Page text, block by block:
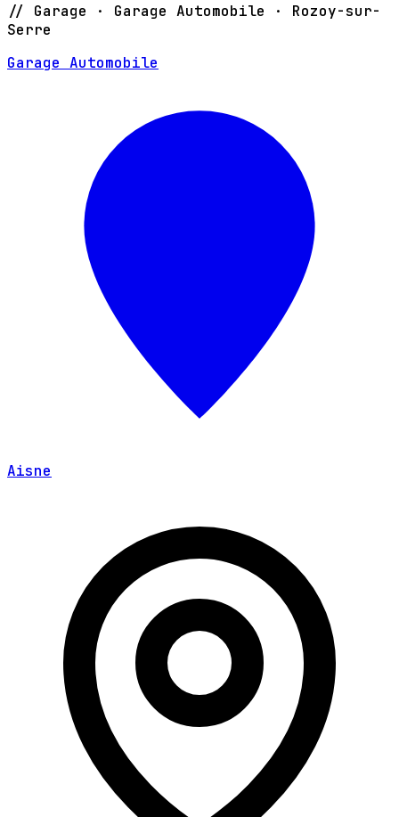
// Garage · Garage Automobile · Rozoy-sur-
Serre
Garage Automobile
Aisne